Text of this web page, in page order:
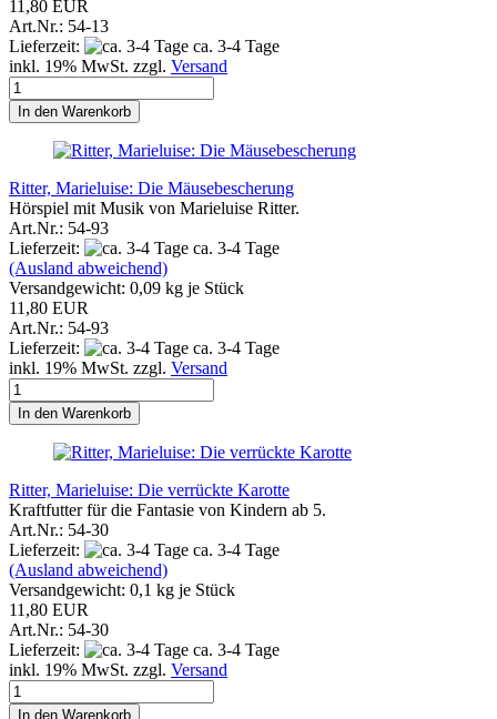
11,80 EUR
Art.Nr.: 54-13
Lieferzeit:
ca. 3-4 Tage
inkl. 19% MwSt. zzgl. Versand
In den Warenkorb
Ritter, Marieluise: Die Mäusebescherung
Hörspiel mit Musik von Marieluise Ritter.
Art.Nr.: 54-93
Lieferzeit:
ca. 3-4 Tage
(Ausland abweichend)
Versandgewicht: 0,09 kg je Stück
11,80 EUR
Art.Nr.: 54-93
Lieferzeit:
ca. 3-4 Tage
inkl. 19% MwSt. zzgl. Versand
In den Warenkorb
Ritter, Marieluise: Die verrückte Karotte
Kraftfutter für die Fantasie von Kindern ab 5.
Art.Nr.: 54-30
Lieferzeit:
ca. 3-4 Tage
(Ausland abweichend)
Versandgewicht: 0,1 kg je Stück
11,80 EUR
Art.Nr.: 54-30
Lieferzeit:
ca. 3-4 Tage
inkl. 19% MwSt. zzgl. Versand
In den Warenkorb